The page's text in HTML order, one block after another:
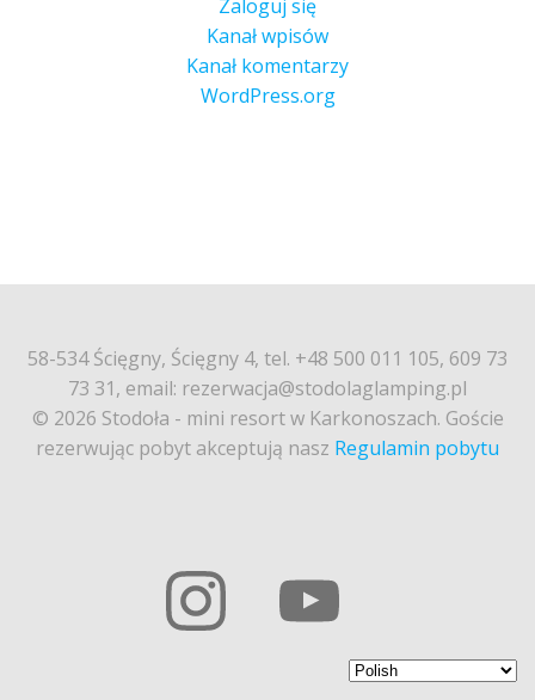
Zaloguj się
Kanał wpisów
Kanał komentarzy
WordPress.org
58-534 Ścięgny, Ścięgny 4, tel. +48 500 011 105, 609 73
73 31, email: rezerwacja@stodolaglamping.pl
© 2026 Stodoła - mini resort w Karkonoszach. Goście
rezerwując pobyt akceptują nasz Regulamin pobytu